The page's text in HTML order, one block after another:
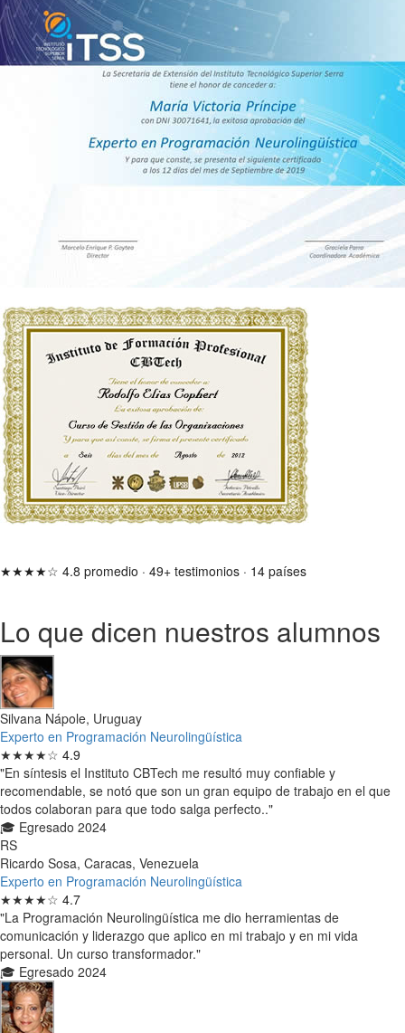
★★★★☆ 4.8 promedio · 49+ testimonios · 14 países
Lo que dicen nuestros alumnos
Silvana Nápole, Uruguay
Experto en Programación Neurolingüística
★★★★☆ 4.9
"En síntesis el Instituto CBTech me resultó muy confiable y
recomendable, se notó que son un gran equipo de trabajo en el que
todos colaboran para que todo salga perfecto.."
🎓 Egresado 2024
RS
Ricardo Sosa, Caracas, Venezuela
Experto en Programación Neurolingüística
★★★★☆ 4.7
"La Programación Neurolingüística me dio herramientas de
comunicación y liderazgo que aplico en mi trabajo y en mi vida
personal. Un curso transformador."
🎓 Egresado 2024